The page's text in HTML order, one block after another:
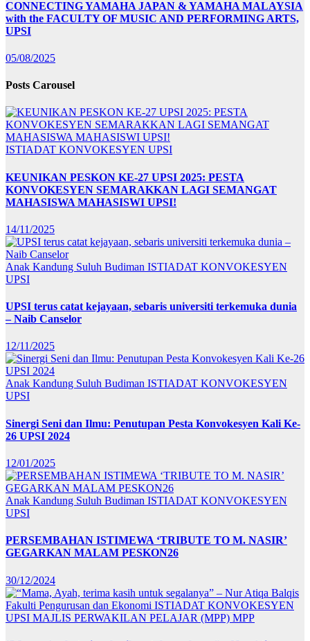
CONNECTING YAMAHA JAPAN & YAMAHA MALAYSIA
with the FACULTY OF MUSIC AND PERFORMING ARTS,
UPSI
05/08/2025
Posts Carousel
ISTIADAT KONVOKESYEN UPSI
KEUNIKAN PESKON KE-27 UPSI 2025: PESTA
KONVOKESYEN SEMARAKKAN LAGI SEMANGAT
MAHASISWA MAHASISWI UPSI!
14/11/2025
Anak Kandung Suluh Budiman ISTIADAT KONVOKESYEN
UPSI
UPSI terus catat kejayaan, sebaris universiti terkemuka dunia
– Naib Canselor
12/11/2025
Anak Kandung Suluh Budiman ISTIADAT KONVOKESYEN
UPSI
Sinergi Seni dan Ilmu: Penutupan Pesta Konvokesyen Kali Ke-
26 UPSI 2024
12/01/2025
Anak Kandung Suluh Budiman ISTIADAT KONVOKESYEN
UPSI
PERSEMBAHAN ISTIMEWA ‘TRIBUTE TO M. NASIR’
GEGARKAN MALAM PESKON26
30/12/2024
Fakulti Pengurusan dan Ekonomi ISTIADAT KONVOKESYEN
UPSI MAJLIS PERWAKILAN PELAJAR (MPP) MPP